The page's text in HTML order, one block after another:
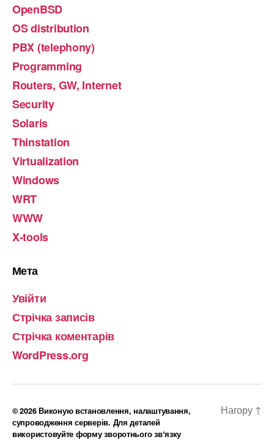
OpenBSD
OS distribution
PBX (telephony)
Programming
Routers, GW, Internet
Security
Solaris
Thinstation
Virtualization
Windows
WRT
WWW
X-tools
Мета
Увійти
Стрічка записів
Стрічка коментарів
WordPress.org
© 2026Виконую встановлення, налаштування,
супроводження серверів. Для деталей
використовуйте форму зворотнього звʼязку
Нагору ↑